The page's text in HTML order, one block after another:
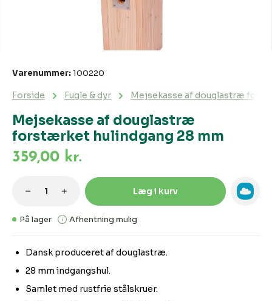
Mejsekasse af douglastræ
forstærket hulindgang 28 mm
Forside Fugle & dyr Mejsekasse af douglastræ
Varenummer: 100220
Dansk produceret af douglastræ.
28 mm indgangshul.
Samlet med rustfrie stålskruer.
359,00 kr.
På lager Afhentning mulig
Produktmængde: Indtast den
Læg i kurv